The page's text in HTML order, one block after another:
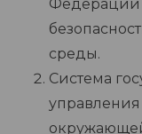
Федерации
среды.
Система
управления